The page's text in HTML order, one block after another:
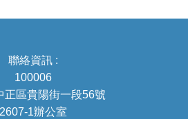
聯絡資訊 :
100006
正區貴陽街一段56號
2607-1辦公室